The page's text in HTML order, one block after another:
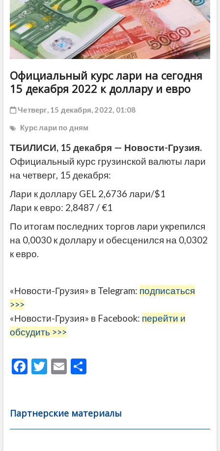
Официальный курс лари на сегодня
15 декабря 2022 к доллару и евро
Четверг, 15 декабря, 2022, 01:08
Курс лари по дням
ТБИЛИСИ, 15 декабря — Новости-Грузия.
Официальный курс грузинской валюты лари
на четверг, 15 декабря:
Лари к доллару GEL 2,6736 лари/$1
Лари к евро: 2,8487 / €1
По итогам последних торгов лари укрепился
на 0,0030 к доллару и обесценился на 0,0302
к евро.
«Новости-Грузия» в Telegram: подписаться
>>>
«Новости-Грузия» в Facebook: перейти и
обсудить >>>
F
b
o
T
er
E
l
О
а
в
Партнерские материалы